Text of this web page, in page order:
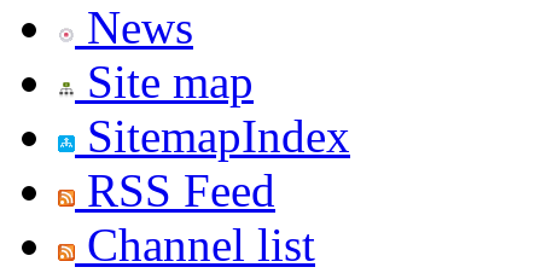
News
Site map
SitemapIndex
RSS Feed
Channel list